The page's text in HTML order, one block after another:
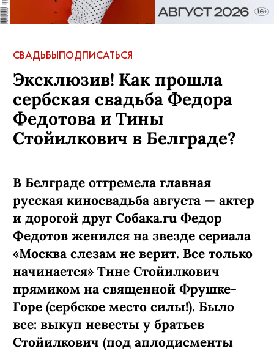
СВАДЬБЫПОДПИСАТЬСЯ
Эксклюзив! Как прошла
сербская свадьба Федора
Федотова и Тины
Стойилкович в Белграде?
В Белграде отгремела главная
русская киносвадьба августа — актер
и дорогой друг Собака.ru Федор
Федотов женился на звезде сериала
«Москва слезам не верит. Все только
начинается» Тине Стойилкович
прямиком на священной Фрушке-
Горе (сербское место силы!). Было
все: выкуп невесты у братьев
Стойилкович (под аплодисменты